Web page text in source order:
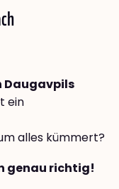
Daugavpils
ein
alles kümmert?
genau richtig!